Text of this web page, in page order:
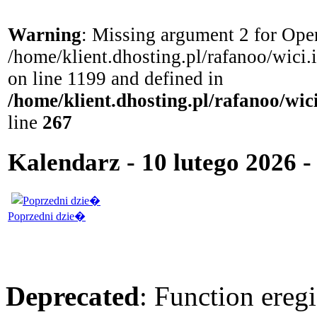
Warning: Missing argument 2 for
/home/klient.dhosting.pl/rafanoo/
on line 1199 and defined in
/home/klient.dhosting.pl/rafanoo/
line 267
Kalendarz - 10 lutego 2026
Poprzedni dzie�
Deprecated: Function